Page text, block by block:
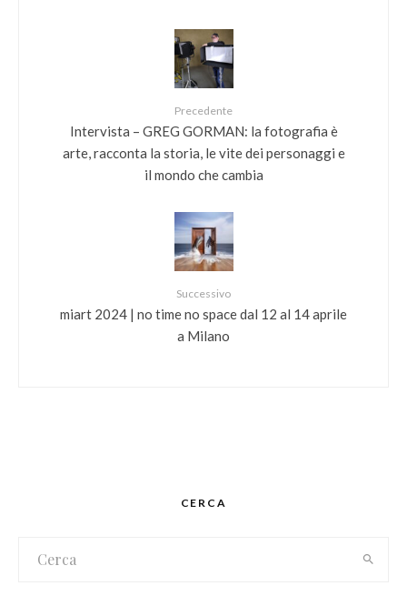
Precedente
Intervista – GREG GORMAN: la fotografia è
arte, racconta la storia, le vite dei personaggi e
il mondo che cambia
Successivo
miart 2024 | no time no space dal 12 al 14 aprile
a Milano
CERCA